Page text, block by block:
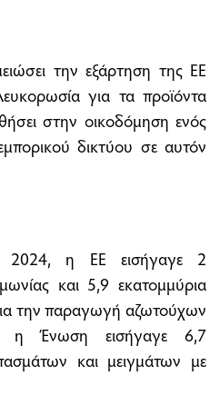
την εξάρτηση της ΕΕ
για τα προϊόντα
στην οικοδόμηση ενός
δικτύου σε αυτόν
2024, η ΕΕ εισήγαγε 2
και 5,9 εκατομμύρια
την παραγωγή αζωτούχων
η Ένωση εισήγαγε 6,7
και μειγμάτων με